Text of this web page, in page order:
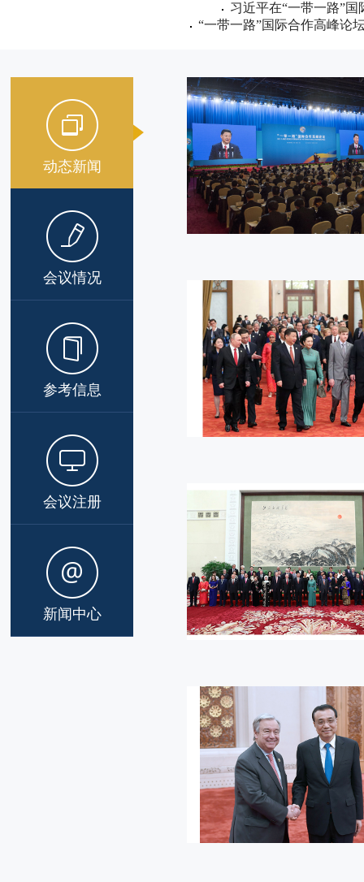
习近平在“一带一路”
“一带一路”国际合作高峰论
动态新闻
会议情况
参考信息
会议注册
新闻中心